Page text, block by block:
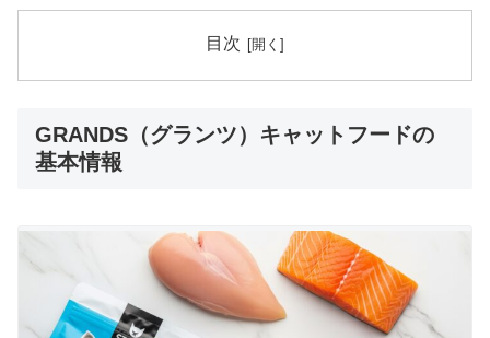
目次
GRANDS（グランツ）キャットフードの
基本情報